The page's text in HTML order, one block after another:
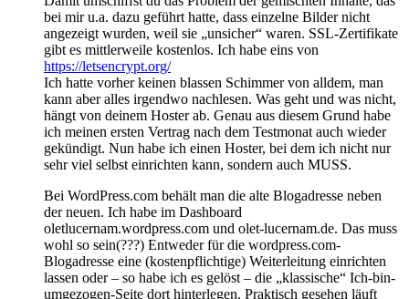
bei mir u.a. dazu geführt hatte, dass einzelne Bilder nicht
angezeigt wurden, weil sie „unsicher“ waren. SSL-Zertifikate
gibt es mittlerweile kostenlos. Ich habe eins von
https://letsencrypt.org/
Ich hatte vorher keinen blassen Schimmer von alldem, man
kann aber alles irgendwo nachlesen. Was geht und was nicht,
hängt von deinem Hoster ab. Genau aus diesem Grund habe
ich meinen ersten Vertrag nach dem Testmonat auch wieder
gekündigt. Nun habe ich einen Hoster, bei dem ich nicht nur
sehr viel selbst einrichten kann, sondern auch MUSS.
Bei WordPress.com behält man die alte Blogadresse neben
der neuen. Ich habe im Dashboard
oletlucernam.wordpress.com und olet-lucernam.de. Das muss
wohl so sein(???) Entweder für die wordpress.com-
Blogadresse eine (kostenpflichtige) Weiterleitung einrichten
lassen oder – so habe ich es gelöst – die „klassische“ Ich-bin-
umgezogen-Seite dort hinterlegen. Praktisch gesehen läuft